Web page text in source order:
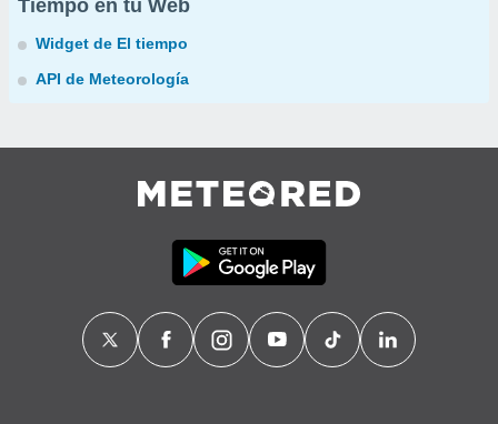
Tiempo en tu Web
Widget de El tiempo
API de Meteorología